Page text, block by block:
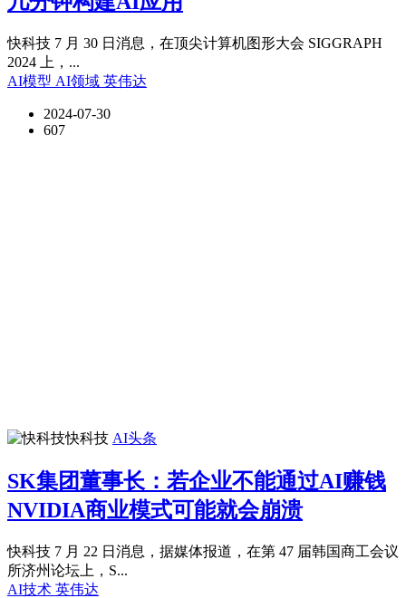
快科技 7 月 30 日消息，在顶尖计算机图形大会 SIGGRAPH
2024 上，...
AI模型 AI领域 英伟达
2024-07-30
607
快科技 AI头条
SK集团董事长：若企业不能通过AI赚钱
NVIDIA商业模式可能就会崩溃
快科技 7 月 22 日消息，据媒体报道，在第 47 届韩国商工会议
所济州论坛上，S...
AI技术 英伟达